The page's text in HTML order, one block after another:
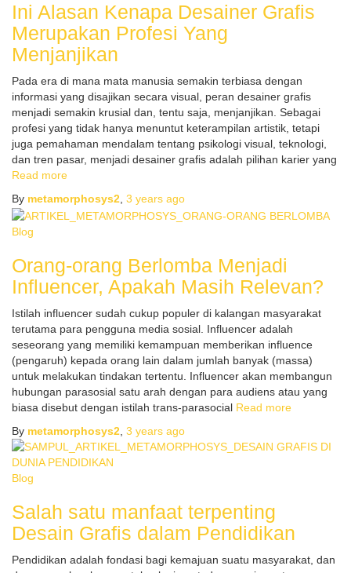
Ini Alasan Kenapa Desainer Grafis
Merupakan Profesi Yang
Menjanjikan
Pada era di mana mata manusia semakin terbiasa dengan
informasi yang disajikan secara visual, peran desainer grafis
menjadi semakin krusial dan, tentu saja, menjanjikan. Sebagai
profesi yang tidak hanya menuntut keterampilan artistik, tetapi
juga pemahaman mendalam tentang psikologi visual, teknologi,
dan tren pasar, menjadi desainer grafis adalah pilihan karier yang
Read more
By metamorphosys2, 3 years ago
Blog
Orang-orang Berlomba Menjadi
Influencer, Apakah Masih Relevan?
Istilah influencer sudah cukup populer di kalangan masyarakat
terutama para pengguna media sosial. Influencer adalah
seseorang yang memiliki kemampuan memberikan influence
(pengaruh) kepada orang lain dalam jumlah banyak (massa)
untuk melakukan tindakan tertentu. Influencer akan membangun
hubungan parasosial satu arah dengan para audiens atau yang
biasa disebut dengan istilah trans-parasocial Read more
By metamorphosys2 3 years ago
Blog
Salah satu manfaat terpenting
Desain Grafis dalam Pendidikan
Pendidikan adalah fondasi bagi kemajuan suatu masyarakat, dan